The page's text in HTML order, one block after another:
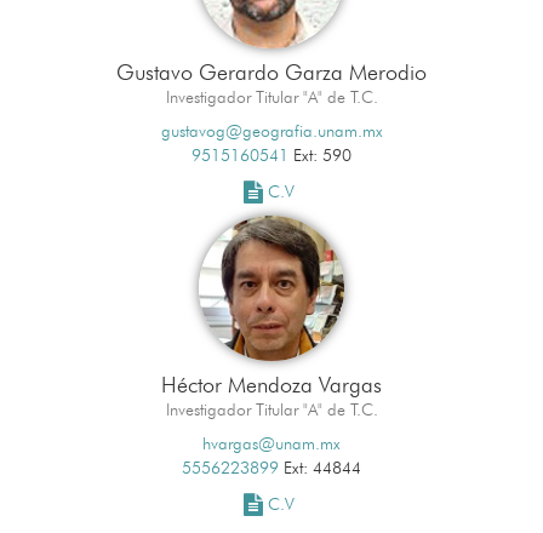
Gustavo Gerardo Garza Merodio
Investigador Titular "A" de T.C.
gustavog@geografia.unam.mx
9515160541 Ext: 590
C.V
Héctor Mendoza Vargas
Investigador Titular "A" de T.C.
hvargas@unam.mx
5556223899 Ext: 44844
C.V